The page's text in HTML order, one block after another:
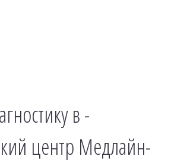
в -
центр Медлайн-